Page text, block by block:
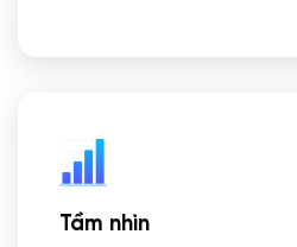
Tầm nhìn